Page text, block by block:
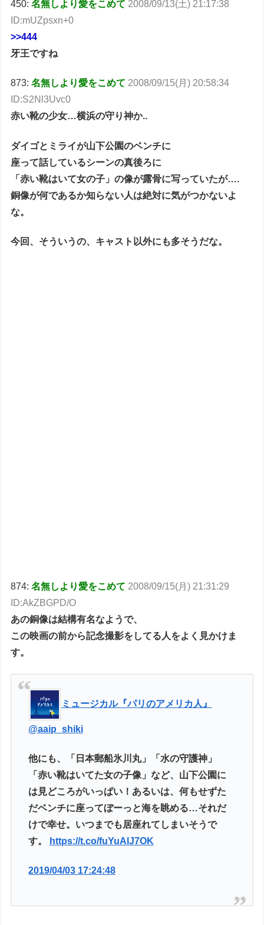
450:名無しより愛をこめて 2008/09/13(土) 21:17:38
ID:mUZpsxn+0
>>444
牙王ですね
873:名無しより愛をこめて 2008/09/15(月) 20:58:34
ID:S2Nl3Uvc0
赤い靴の少女…横浜の守り神か..
ダイゴとミライが山下公園のベンチに
座って話しているシーンの真後ろに
「赤い靴はいて女の子」の像が露骨に写っていたが….
銅像が何であるか知らない人は絶対に気がつかないよ
な。
今回、そういうの、キャスト以外にも多そうだな。
874:名無しより愛をこめて 2008/09/15(月) 21:31:29
ID:AkZBGPD/O
あの銅像は結構有名なようで、
この映画の前から記念撮影をしてる人をよく見かけま
す。
ミュージカル『パリのアメリカ人』
@aaip_shiki
他にも、「日本郵船氷川丸」「水の守護神」
「赤い靴はいてた女の子像」など、山下公園に
は見どころがいっぱい！あるいは、何もせずた
だベンチに座ってぼーっと海を眺める…それだ
けで幸せ。いつまでも居座れてしまいそうで
す。
https://t.co/fuYuAlJ7OK
2019/04/03 17:24:48